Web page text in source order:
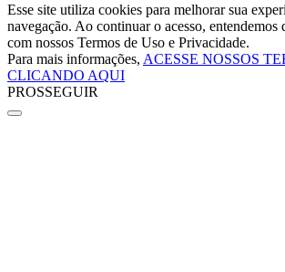
Esse site utiliza cookies para melhorar sua
navegação. Ao continuar o acesso, entendemos
com nossos Termos de Uso e Privacidade.
Para mais informações, ACESSE NOSSOS
CLICANDO AQUI
PROSSEGUIR